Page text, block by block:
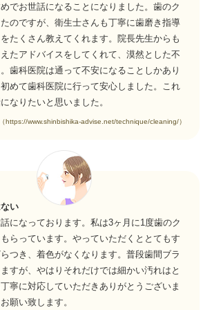
でお世話になることになりました。歯のク
のですが、衛生士さんも丁寧に歯磨き指導
たくさん教えてくれます。院長先生からも
たアドバイスをしてくれて、漠然とした不
歯科医院は通って不安になることしかあり
めて歯科医院に行って安心しました。これ
なりたいと思いました。
https://www.shinbishika-advise.net/technique/cleaning/）
い
になっております。私は3ヶ月に1度歯のク
らっています。やっていただくととてもす
つき、着色がなくなります。普段歯間ブラ
すが、やはりそれだけでは細かい汚れはと
寧に対応していただきありがとうございま
願い致します。